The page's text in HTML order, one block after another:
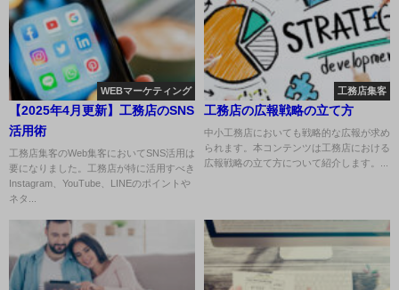
WEBマーケティング
【2025年4月更新】工務店のSNS
活用術
工務店集客のWeb集客においてSNS活用は
要になりました。工務店が特に活用すべき
Instagram、YouTube、LINEのポイントや
ネタ...
工務店集客
工務店の広報戦略の立て方
中小工務店においても戦略的な広報が求め
られます。本コンテンツは工務店における
広報戦略の立て方について紹介します。...